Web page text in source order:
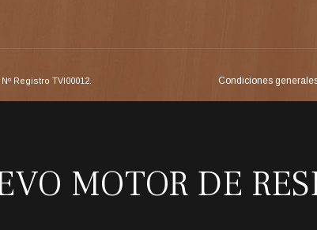
Registro TVI00012. Condiciones
MOTOR DE